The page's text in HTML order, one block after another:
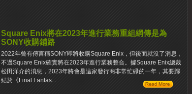
Square Enix將在2023年進行業務重組網傳是為
SONY收購鋪路
2022年曾有傳言稱SONY即將收購Square Enix，但後面就沒了消息，
不過Square Enix確實將在2023年進行業務整合。據Square Enix總裁
松田洋介的消息，2023年將會是這家發行商非常忙碌的一年，其要歸
結於《Final Fantas...